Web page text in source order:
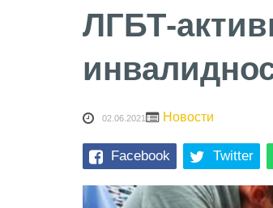
ЛГБТ-
02.06.2021 Новости
Facebook Twitter